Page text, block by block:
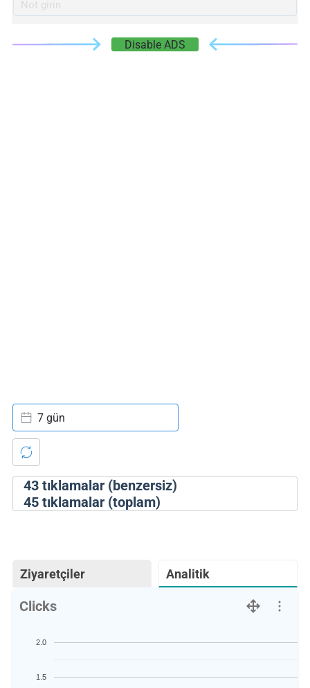
Disable ADS
43tıklamalar (benzersiz)
45tıklamalar (toplam)
7 gün
Ziyaretçiler Analitik
Clicks
1.5
2.0